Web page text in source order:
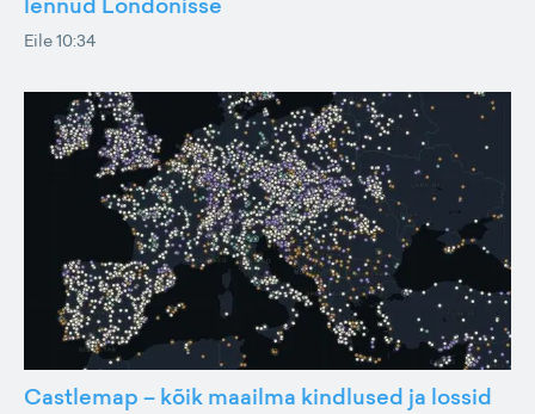
Eile 10:34
Castlemap – kõik maailma kindlused ja lossid